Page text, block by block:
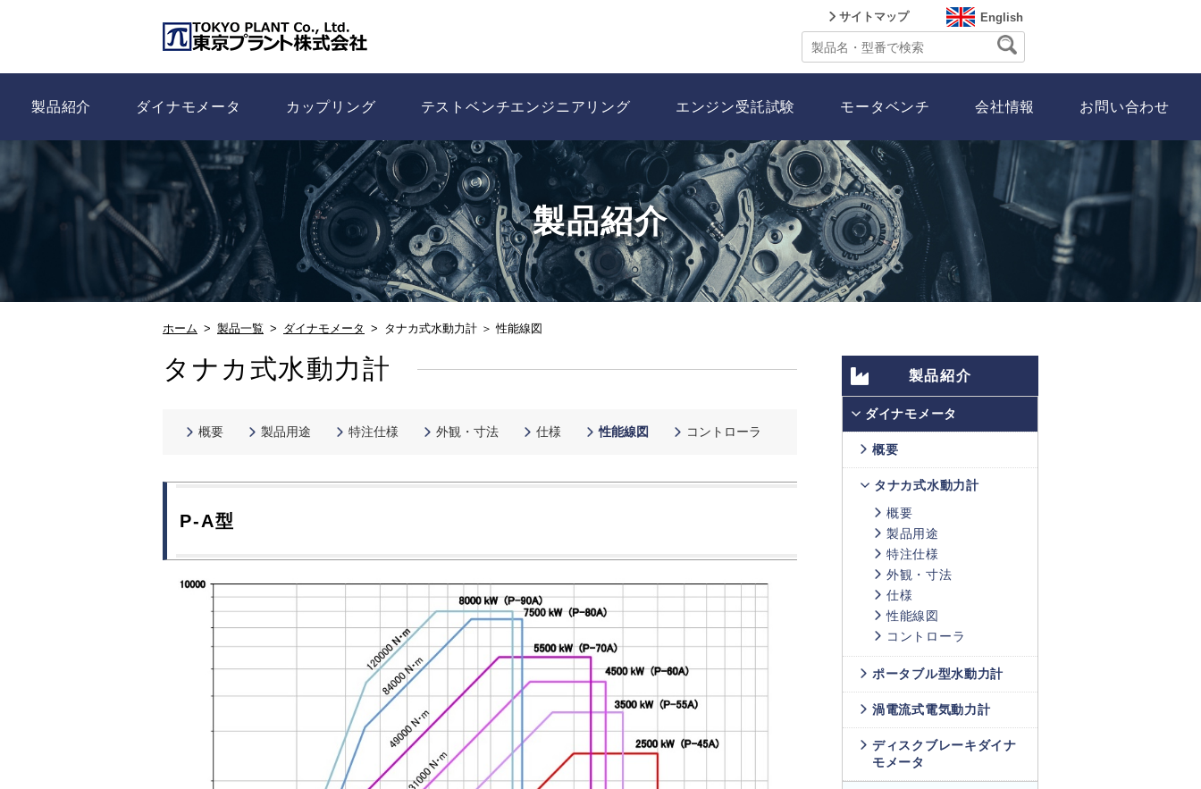
サイトマップ English
製品紹介 ダイナモメータ カップリング テストベンチエンジニアリング エンジン受託試験 モータベンチ 会社情報 お問い合わせ
製品紹介
ホーム 製品一覧 ダイナモメータ タナカ式水動力計 ＞ 性能線図
タナカ式水動力計
概要 製品用途 特注仕様 外観・寸法 仕様 性能線図 コントローラ
P-A型
製品紹介
ダイナモメータ
概要
タナカ式水動力計
概要
製品用途
特注仕様
外観・寸法
仕様
性能線図
コントローラ
ポータブル型水動力計
渦電流式電気動力計
ディスクブレーキダイナ
モメータ